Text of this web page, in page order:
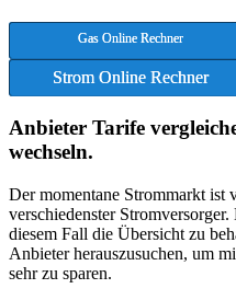
Gas Online Rechner
Strom Online Rechner
Anbieter Tarife
wechseln.
Der momentane Strommarkt ist
verschiedenster
diesem Fall die Übersicht zu
Anbieter herauszusuchen, um
sehr zu sparen.